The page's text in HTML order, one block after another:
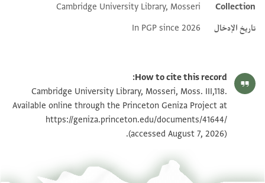
Additional metadata
Collection
Cambridge University Library, Mosseri
تاريخ الإدخال
In PGP since 2026
How to cite this record:
Cambridge University Library, Mosseri, Moss. III,118.
Available online through the Princeton Geniza Project at
https://geniza.princeton.edu/documents/41644/
(accessed August 7, 2026).